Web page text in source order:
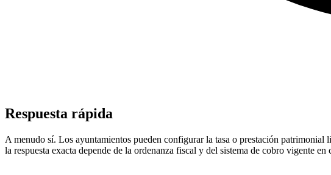
Respuesta rápida
A menudo sí. Los ayuntamientos pueden configurar la tasa o prestación
la respuesta exacta depende de la ordenanza fiscal y del sistema de cobro vigente en